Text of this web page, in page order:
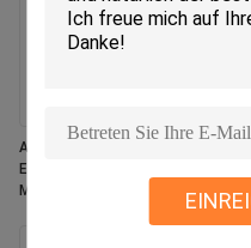
Automatisches Cluster-
Entfernungssystem für
Melkstand mit automatischer